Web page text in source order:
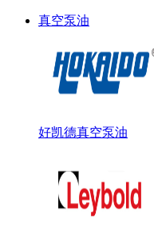
真空泵油
好凯德真空泵油